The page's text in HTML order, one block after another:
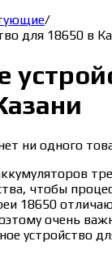
/
для 18650 в
ни одного
чтобы
18650
очень
устройство